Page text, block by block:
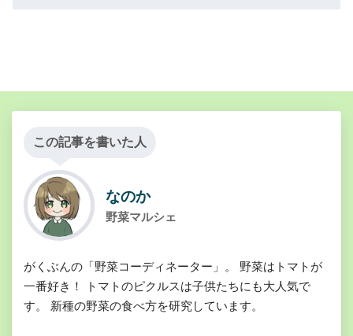
この記事を書いた人
なのか
野菜マルシェ
がくぶんの「野菜コーディネーター」。 野菜はトマトが
一番好き！ トマトのピクルスは子供たちにも大人気で
す。 新種の野菜の食べ方を研究しています。